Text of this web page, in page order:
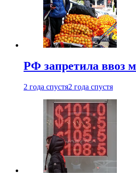
РФ запретила ввоз
2 года спустя2 года спустя